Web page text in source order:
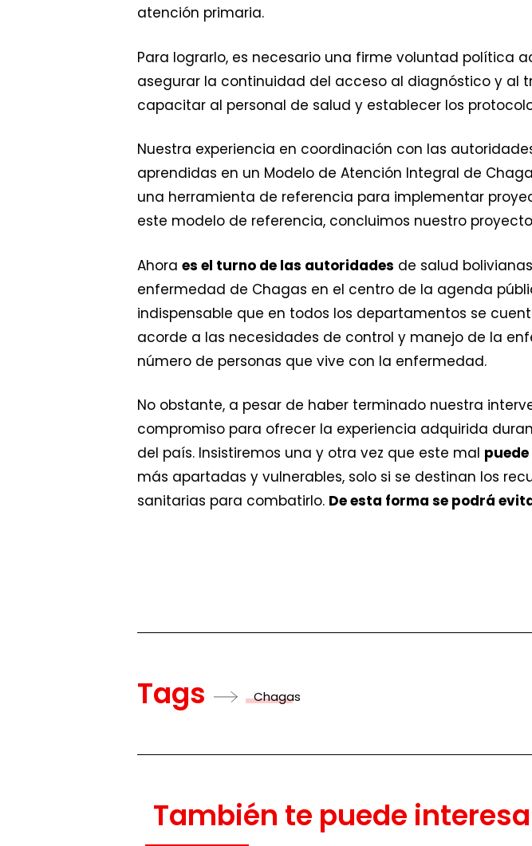
atención primaria.
Para lograrlo, es necesario una firme voluntad política
asegurar la continuidad del acceso al diagnóstico y al
capacitar al personal de salud y establecer los
Nuestra experiencia en coordinación con las
aprendidas en un Modelo de Atención Integral de
una herramienta de referencia para implementar
este modelo de referencia, concluimos nuestro
Ahora es el turno de las autoridades de salud
enfermedad de Chagas en el centro de la agenda
indispensable que en todos los departamentos se
acorde a las necesidades de control y manejo de la
número de personas que vive con la enfermedad.
No obstante, a pesar de haber terminado nuestra
compromiso para ofrecer la experiencia adquirida
del país. Insistiremos una y otra vez que este mal
más apartadas y vulnerables, solo si se destinan los
sanitarias para combatirlo. De esta forma se podrá
Tags Chagas
También te puede